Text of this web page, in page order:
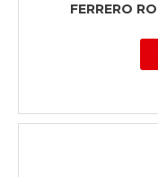
FERRERO